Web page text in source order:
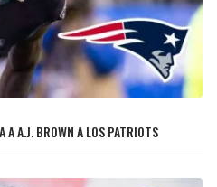
A A.J. BROWN A LOS PATRIOTS